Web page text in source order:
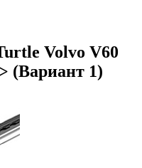
Volvo V60
(Вариант 1)